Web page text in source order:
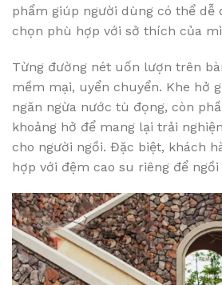
phẩm giúp người dùng có thể dễ
chọn phù hợp với sở thích của
Từng đường nét uốn lượn trên
mềm mại, uyển chuyển. Khe hở
ngăn ngừa nước tù đọng, còn
khoảng hở để mang lại trải
cho người ngồi. Đặc biệt, khách
hợp với đệm cao su riêng để